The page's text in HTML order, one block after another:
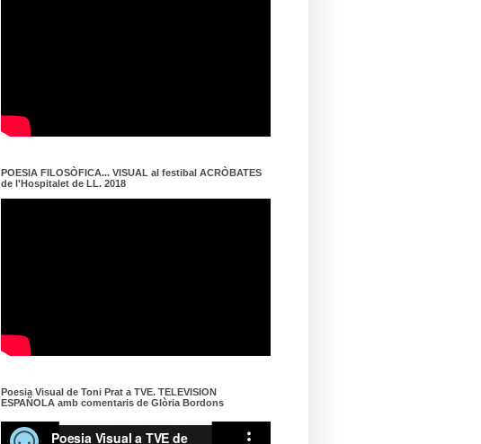
POESIA FILOSÒFICA... VISUAL al festibal ACRÒBATES
de l'Hospitalet de LL. 2018
Poesia Visual de Toni Prat a TVE. TELEVISION
ESPAÑOLA amb comentaris de Glòria Bordons